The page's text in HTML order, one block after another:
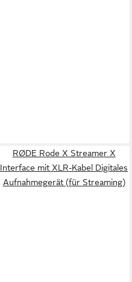
RØDE Rode X Streamer X
Interface mit XLR-Kabel Digitales
Aufnahmegerät (für Streaming)